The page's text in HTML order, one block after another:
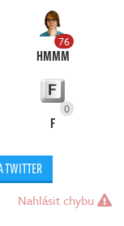
76
HMMM
0
F
TWITTER
Nahlásit chybu